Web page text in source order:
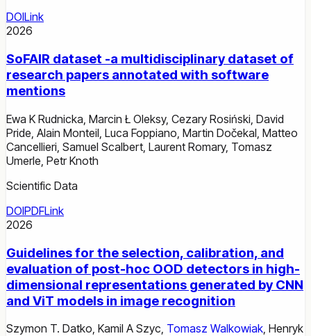
DOILink
2026
SoFAIR dataset -a multidisciplinary dataset of
research papers annotated with software
mentions
Ewa K Rudnicka Marcin Ł Oleksy, Cezary Rosiński David
Pride Alain Monteil Luca Foppiano Martin Dočekal Matteo
Cancellieri Samuel Scalbert Laurent Romary, Tomasz
Umerle Petr Knoth
Scientific Data
DOIPDFLink
2026
Guidelines for the selection, calibration, and
evaluation of post-hoc OOD detectors in high-
dimensional representations generated by CNN
and ViT models in image recognition
Szymon T. Datko, Kamil A Szyc, Tomasz Walkowiak, Henryk